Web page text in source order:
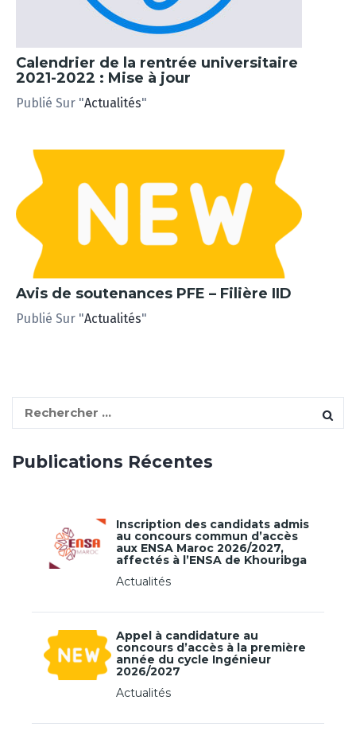
Calendrier de la rentrée universitaire
2021-2022 : Mise à jour
Publié Sur "Actualités"
Avis de soutenances PFE – Filière IID
Publié Sur "Actualités"
e
r
Publications Récentes
Inscription des candidats admis
au concours commun d’accès
aux ENSA Maroc 2026/2027,
affectés à l’ENSA de Khouribga
Actualités
Appel à candidature au
concours d’accès à la première
année du cycle Ingénieur
2026/2027
Actualités